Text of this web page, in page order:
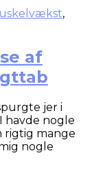
,
af
jer i
havde nogle
rigtig mange
nogle